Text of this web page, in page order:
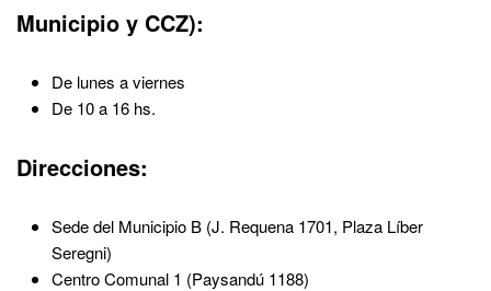
Municipio y CCZ):
De lunes a viernes
De 10 a 16 hs.
Direcciones:
Sede del Municipio B (J. Requena 1701, Plaza Líber
Seregni)
Centro Comunal 1 (Paysandú 1188)